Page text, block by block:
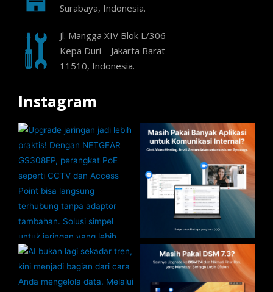
Surabaya, Indonesia.
Jl. Mangga XIV Blok L/306
Kepa Duri – Jakarta Barat
11510, Indonesia.
Instagram